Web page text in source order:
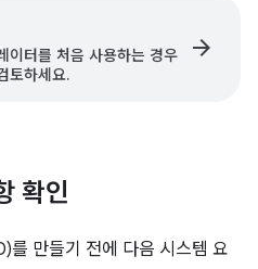
터를 처음 사용하는 경우
하세요.
arrow_forward
확인
만들기 전에 다음 시스템 요